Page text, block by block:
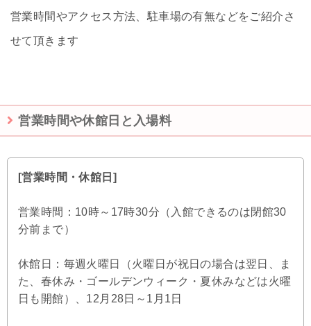
営業時間やアクセス方法、駐車場の有無などをご紹介さ
せて頂きます
営業時間や休館日と入場料
[営業時間・休館日]
営業時間：10時～17時30分（入館できるのは閉館30
分前まで）
休館日：毎週火曜日（火曜日が祝日の場合は翌日、ま
た、春休み・ゴールデンウィーク・夏休みなどは火曜
日も開館）、12月28日～1月1日